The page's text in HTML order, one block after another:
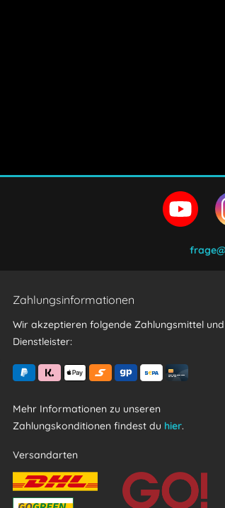
Zahlungsinformationen
Wir akzeptieren folgende Zahlungsmittel und
Dienstleister:
Mehr Informationen zu unseren
Zahlungskonditionen findest du hier.
Versandarten